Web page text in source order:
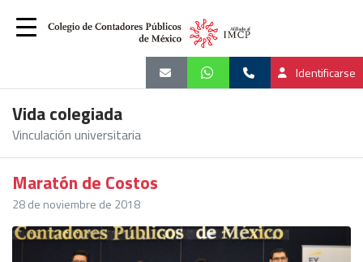
Identificarse
Vida colegiada
Vinculación universitaria
Maratón de Costos
28 de noviembre de 2018